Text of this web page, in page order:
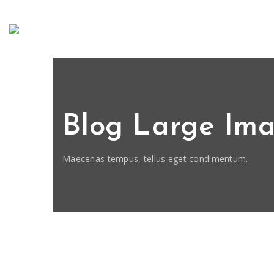
Blog Large
Maecenas tempus, tellus eget condimentum.